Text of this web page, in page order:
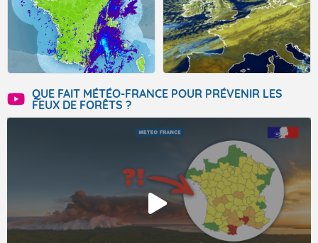
QUE FAIT MÉTÉO-FRANCE POUR PRÉVENIR LES
FEUX DE FORÊTS ?